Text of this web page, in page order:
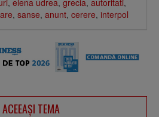
, elena udrea, grecia, autoritati,
, sanse, anunt, cerere, interpol
ACEEAŞI TEMA